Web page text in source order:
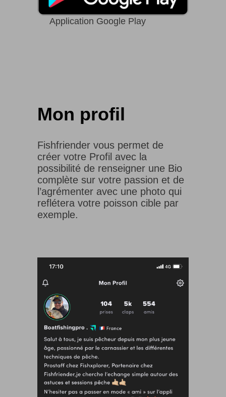
Application Google Play
Mon profil
Fishfriender vous permet de
créer votre Profil avec la
possibilité de renseigner une Bio
complète sur votre passion et de
l’agrémenter avec une photo qui
reflétera votre poisson cible par
exemple.